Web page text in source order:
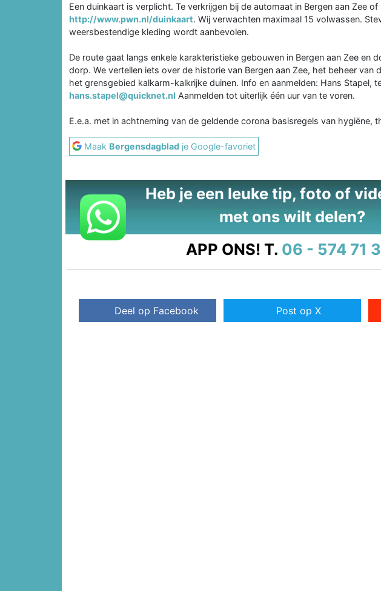
Een duinkaart is verplicht. Te verkrijgen bij de automaat in Bergen aan Zee of
http://www.pwn.nl/duinkaart. Wij verwachten maximaal 15 volwassen.
weersbestendige kleding wordt aanbevolen.
De route gaat langs enkele karakteristieke gebouwen in Bergen aan Zee en
dorp. We vertellen iets over de historie van Bergen aan Zee, het beheer van
het grensgebied kalkarm-kalkrijke duinen. Info en aanmelden: Hans Stapel,
hans.stapel@quicknet.nl Aanmelden tot uiterlijk één uur van te voren.
E.e.a. met in achtneming van de geldende corona basisregels van hygiëne,
Maak Bergensdagblad je Google-favoriet
Heb je een leuke tip, foto of
met ons wilt delen?
APP ONS! T. 06 - 574 71
Deel op Facebook Post op X